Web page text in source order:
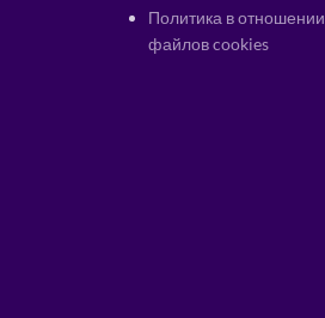
Политика в отношении
файлов cookies